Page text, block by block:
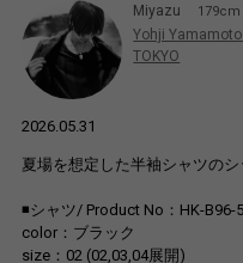
Miyazu 179cm
Yohji Yamamoto
TOKYO
2026.05.31
夏場を想定した半袖シャツの
◾️シャツ/ Product No：HK-B96-
color：ブラック
size：02 (02,03,04展開)